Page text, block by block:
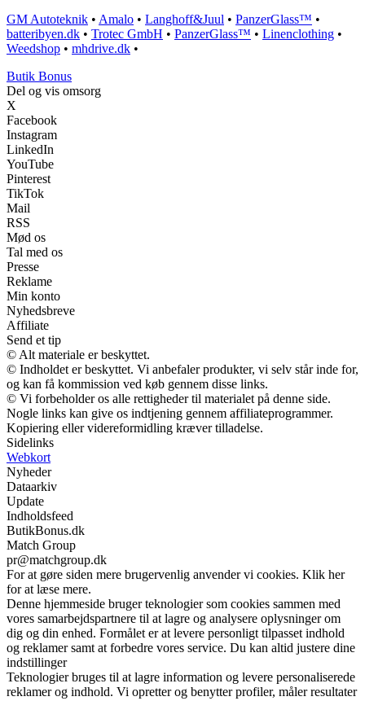
GM Autoteknik • Amalo • Langhoff&Juul • PanzerGlass™ •
batteribyen.dk • Trotec GmbH • PanzerGlass™ • Linenclothing •
Weedshop • mhdrive.dk •
Butik Bonus
Del og vis omsorg
X
Facebook
Instagram
LinkedIn
YouTube
Pinterest
TikTok
Mail
RSS
Mød os
Tal med os
Presse
Reklame
Min konto
Nyhedsbreve
Affiliate
Send et tip
© Alt materiale er beskyttet.
© Indholdet er beskyttet. Vi anbefaler produkter, vi selv står inde for,
og kan få kommission ved køb gennem disse links.
© Vi forbeholder os alle rettigheder til materialet på denne side.
Nogle links kan give os indtjening gennem affiliateprogrammer.
Kopiering eller videreformidling kræver tilladelse.
Sidelinks
Webkort
Nyheder
Dataarkiv
Update
Indholdsfeed
ButikBonus.dk
Match Group
pr@matchgroup.dk
For at gøre siden mere brugervenlig anvender vi cookies. Klik her
for at læse mere.
Denne hjemmeside bruger teknologier som cookies sammen med
vores samarbejdspartnere til at lagre og analysere oplysninger om
dig og din enhed. Formålet er at levere personligt tilpasset indhold
og reklamer samt at forbedre vores service. Du kan altid justere dine
indstillinger
Teknologier bruges til at lagre information og levere personaliserede
reklamer og indhold. Vi opretter og benytter profiler, måler resultater